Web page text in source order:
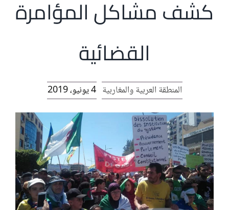
افتتاحية موقع المناضل-ة
كشف مشاكل المؤامرة
القضائية
المنطقة العربية والمغاربية 4 يونيو، 2019